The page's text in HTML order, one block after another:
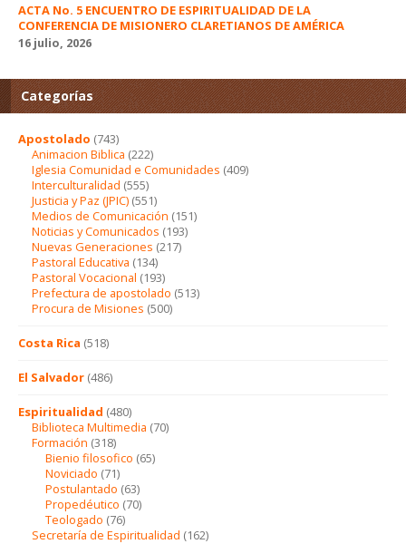
ACTA No. 5 ENCUENTRO DE ESPIRITUALIDAD DE LA
CONFERENCIA DE MISIONERO CLARETIANOS DE AMÉRICA
16 julio, 2026
Categorías
Apostolado (743)
Animacion Biblica (222)
Iglesia Comunidad e Comunidades (409)
Interculturalidad (555)
Justicia y Paz (JPIC) (551)
Medios de Comunicación (151)
Noticias y Comunicados (193)
Nuevas Generaciones (217)
Pastoral Educativa (134)
Pastoral Vocacional (193)
Prefectura de apostolado (513)
Procura de Misiones (500)
Costa Rica (518)
El Salvador (486)
Espiritualidad (480)
Biblioteca Multimedia (70)
Formación (318)
Bienio filosofico (65)
Noviciado (71)
Postulantado (63)
Propedéutico (70)
Teologado (76)
Secretaría de Espiritualidad (162)